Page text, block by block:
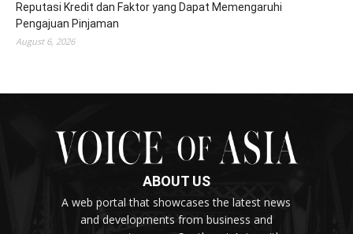
Reputasi Kredit dan Faktor yang Dapat Memengaruhi
Pengajuan Pinjaman
August 6, 2026
ABOUT US
A web portal that showcases the latest news
and developments from business and